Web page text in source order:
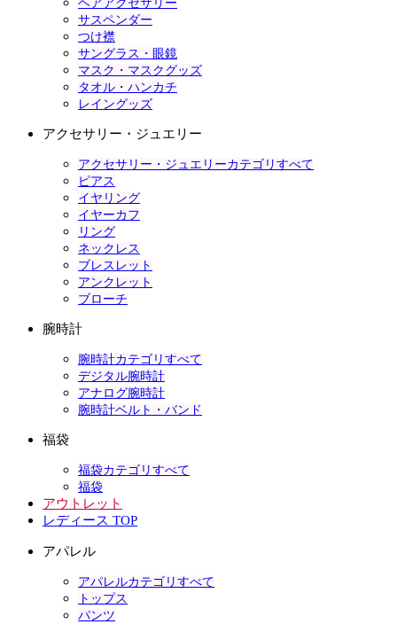
ヘアアクセサリー
サスペンダー
つけ襟
サングラス・眼鏡
マスク・マスクグッズ
タオル・ハンカチ
レイングッズ
アクセサリー・ジュエリー
アクセサリー・ジュエリーカテゴリすべて
ピアス
イヤリング
イヤーカフ
リング
ネックレス
ブレスレット
アンクレット
ブローチ
腕時計
腕時計カテゴリすべて
デジタル腕時計
アナログ腕時計
腕時計ベルト・バンド
福袋
福袋カテゴリすべて
福袋
アウトレット
レディース TOP
アパレル
アパレルカテゴリすべて
トップス
パンツ